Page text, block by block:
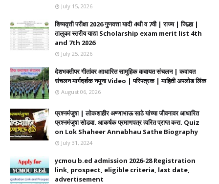
July 15, 2026
शिष्यवृत्ती परीक्षा 2026 गुणवत्ता यादी 4थी व 7वी | राज्य | जिल्हा |
तालुका स्तरीय याद्या Scholarship exam merit list 4th
and 7th 2026
July 25, 2026
देशभक्तीपर गीतांवर आधारित सामुहिक कवायत संचलन | कवायत
संचलन मार्गदर्शक नमूना Video | परिपत्रक | माहिती अपलोड लिंक
August 06, 2026
प्रश्नमंजुषा | लोकशाहीर अण्णाभाऊ साठे यांच्या जीवनावर आधारित
प्रश्नमंजुषा सोडवा. आकर्षक प्रमाणपत्र त्वरित प्राप्त करा. Quiz
on Lok Shaheer Annabhau Sathe Biography
July 31, 2024
ycmou b.ed admission 2026-28 Registration
link, prospect, eligible criteria, last date,
advertisement